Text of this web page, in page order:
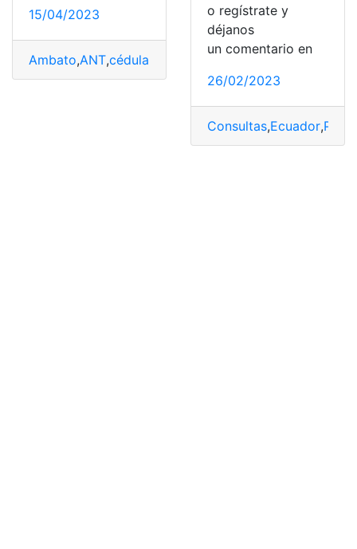
15/04/2023
Ambato,ANT,cédula
o regístrate y
déjanos
un comentario en
26/02/2023
Consultas,Ecuador,